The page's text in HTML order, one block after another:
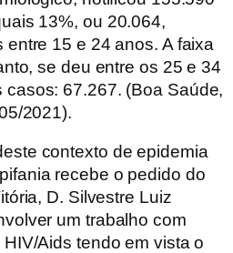
13%, ou 20.064,
15 e 24 anos. A faixa
se deu entre os 25 e 34
67.267. (Boa Saúde,
2021).
contexto de epidemia
recebe o pedido do
D. Silvestre Luiz
um trabalho com
Aids tendo em vista o